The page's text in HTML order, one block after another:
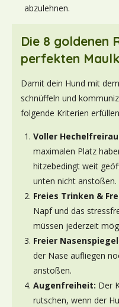
abzulehnen.
Die 8 goldenen
perfekten
Damit dein Hund mit
schnüffeln und
folgende Kriterien
Voller
maximalen Platz
hitzebedingt weit
unten nicht anstoßen.
Freies Trinken &
Napf und das
müssen jederzeit
Freier
der Nase aufliegen
anstoßen.
Augenfreiheit: Der
rutschen, wenn der